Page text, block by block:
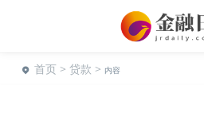
首页 > 贷款 > 内容